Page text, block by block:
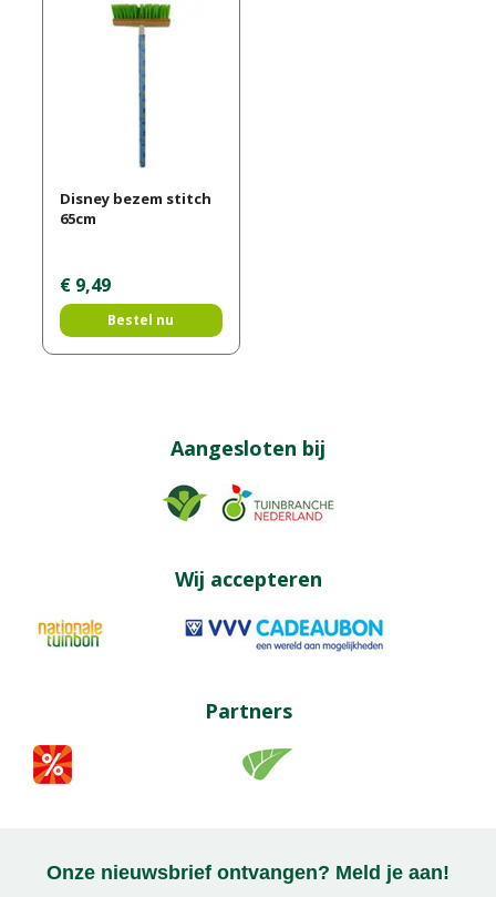
Disney bezem stitch
65cm
€ 9,49
Bestel nu
Aangesloten bij
Wij accepteren
Partners
Onze nieuwsbrief ontvangen? Meld je aan!